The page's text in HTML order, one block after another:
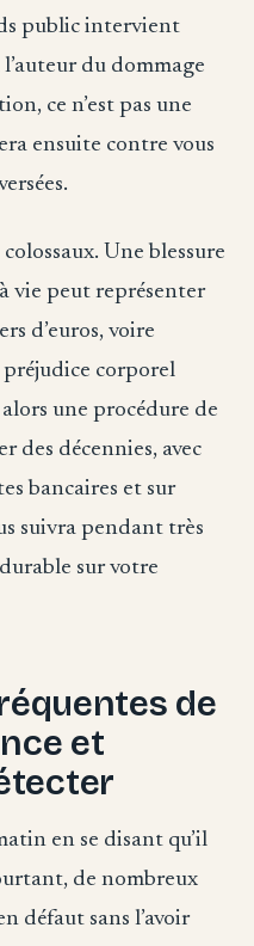
public intervient
du dommage
ce n’est pas une
ensuite contre vous
Une blessure
vie peut représenter
d’euros, voire
préjudice corporel
une procédure de
des décennies, avec
bancaires et sur
suivra pendant très
sur votre
de
et
en se disant qu’il
de nombreux
défaut sans l’avoir